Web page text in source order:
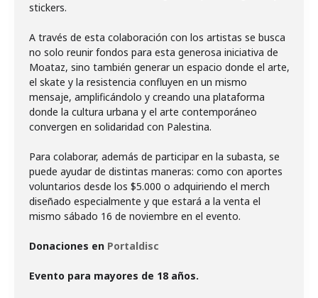
stickers.
A través de esta colaboración con los artistas se busca
no solo reunir fondos para esta generosa iniciativa de
Moataz, sino también generar un espacio donde el arte,
el skate y la resistencia confluyen en un mismo
mensaje, amplificándolo y creando una plataforma
donde la cultura urbana y el arte contemporáneo
convergen en solidaridad con Palestina.
Para colaborar, además de participar en la subasta, se
puede ayudar de distintas maneras: como con aportes
voluntarios desde los $5.000 o adquiriendo el merch
diseñado especialmente y que estará a la venta el
mismo sábado 16 de noviembre en el evento.
Donaciones en Portaldisc
Evento para mayores de 18 años.